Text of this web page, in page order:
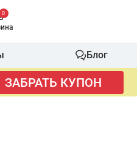
0
Блог
ЗАБРАТЬ КУПОН